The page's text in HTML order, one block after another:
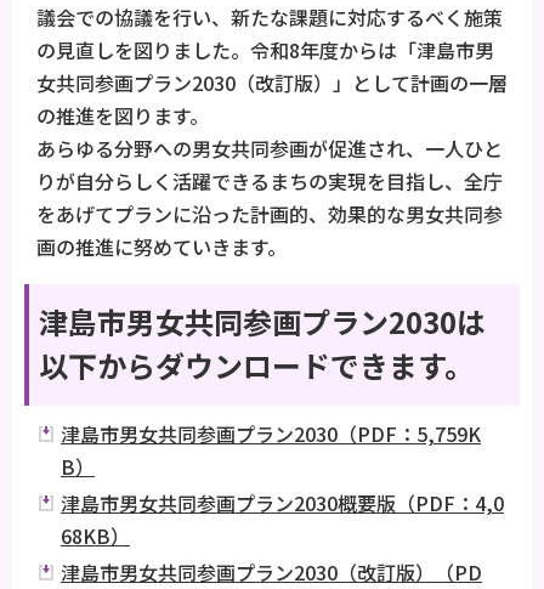
議会での協議を行い、新たな課題に対応するべく施策
の見直しを図りました。令和8年度からは「津島市男
女共同参画プラン2030（改訂版）」として計画の一層
の推進を図ります。
あらゆる分野への男女共同参画が促進され、一人ひと
りが自分らしく活躍できるまちの実現を目指し、全庁
をあげてプランに沿った計画的、効果的な男女共同参
画の推進に努めていきます。
津島市男女共同参画プラン2030は
以下からダウンロードできます。
津島市男女共同参画プラン2030（PDF：5,759K
B）
津島市男女共同参画プラン2030概要版（PDF：4,0
68KB）
津島市男女共同参画プラン2030（改訂版）（PD